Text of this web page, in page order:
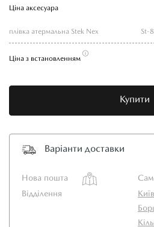
Ціна аксесуара
плівка атермальна Stek Nex St-
Ціна з встановленням
Купити
Варіанти доставки
Нова пошта
Відділення